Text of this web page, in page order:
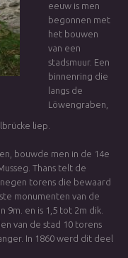
eeuw is men
begonnen met
het bouwen
van een
stadsmuur. Een
binnenring die
langs de
Löwengraben,
liep.
bouwde men in de 14e
Thans telt de
torens die bewaard
monumenten van de
9m. en is 1,5 tot 2m dik.
van de stad 10 torens
In 1860 werd dit deel